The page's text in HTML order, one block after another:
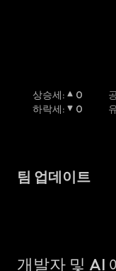
상승세:
0
하락세: 0
팀 업데이트
개발자 및 AI